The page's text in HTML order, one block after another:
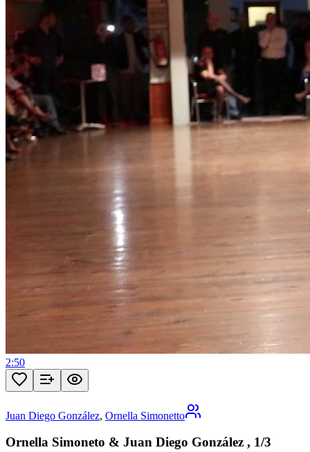
2:50
Juan Diego González, Ornella Simonetto
Ornella Simoneto & Juan Diego González , 1/3